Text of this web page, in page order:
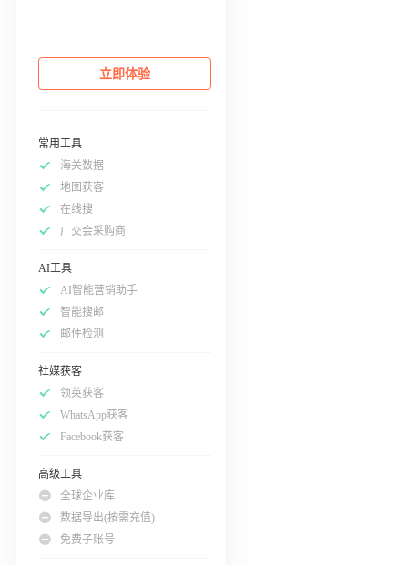
立即体验
常用工具
海关数据
地图获客
在线搜
广交会采购商
AI工具
AI智能营销助手
智能搜邮
邮件检测
社媒获客
领英获客
WhatsApp获客
Facebook获客
高级工具
全球企业库
数据导出(按需充值)
免费子账号